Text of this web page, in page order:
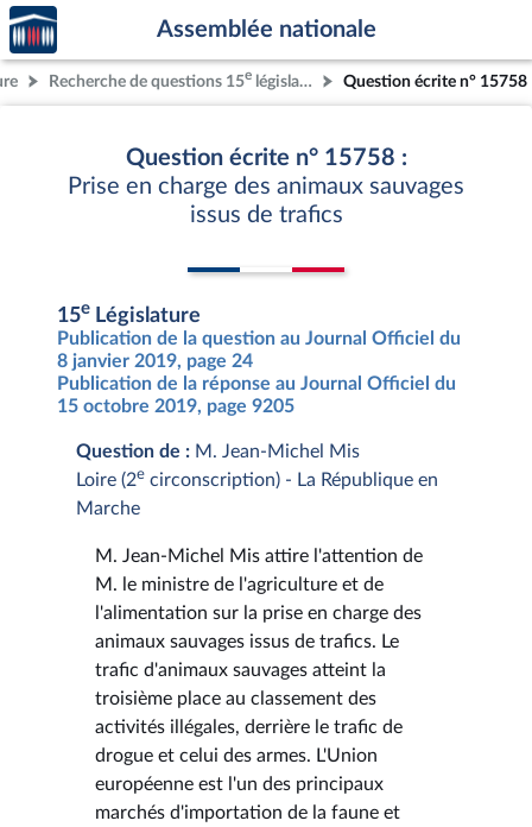
Aller au contenu
Aller en bas de la page
Accèder
à la
page
d'accueil
Assemblée nationale
Recherche de questions 15e législature Question écrite n° 15758
Question écrite n° 15758 :
Prise en charge des animaux sauvages
issus de trafics
15e Législature
Publication de la question au Journal Officiel du
8 janvier 2019, page 24
Publication de la réponse au Journal Officiel du
15 octobre 2019, page 9205
Question de : M. Jean-Michel Mis
Loire (2e circonscription) - La République en
Marche
M. Jean-Michel Mis attire l'attention de
M. le ministre de l'agriculture et de
l'alimentation sur la prise en charge des
animaux sauvages issus de trafics. Le
trafic d'animaux sauvages atteint la
troisième place au classement des
activités illégales, derrière le trafic de
drogue et celui des armes. L'Union
européenne est l'un des principaux
marchés d'importation de la faune et